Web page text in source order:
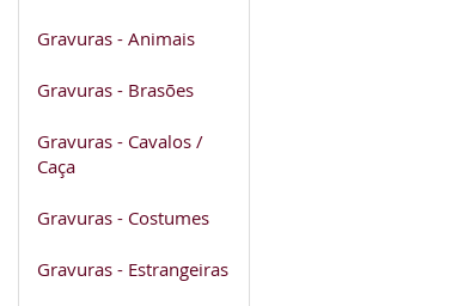
Gravuras - Animais
Gravuras - Brasões
Gravuras - Cavalos /
Caça
Gravuras - Costumes
Gravuras - Estrangeiras